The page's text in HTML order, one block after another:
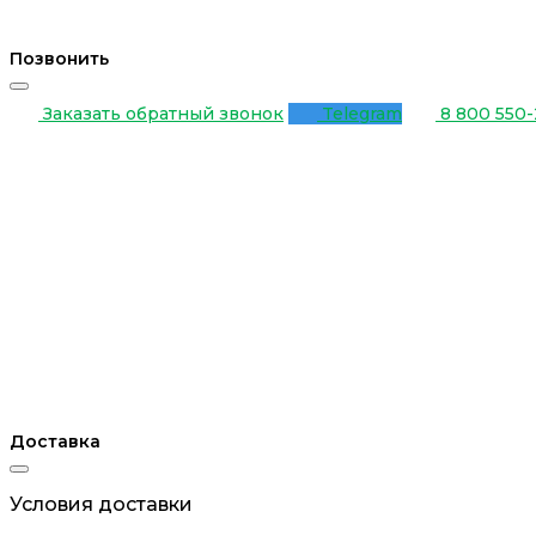
Позвонить
Заказать обратный звонок Telegram 8 800
Доставка
Условия доставки